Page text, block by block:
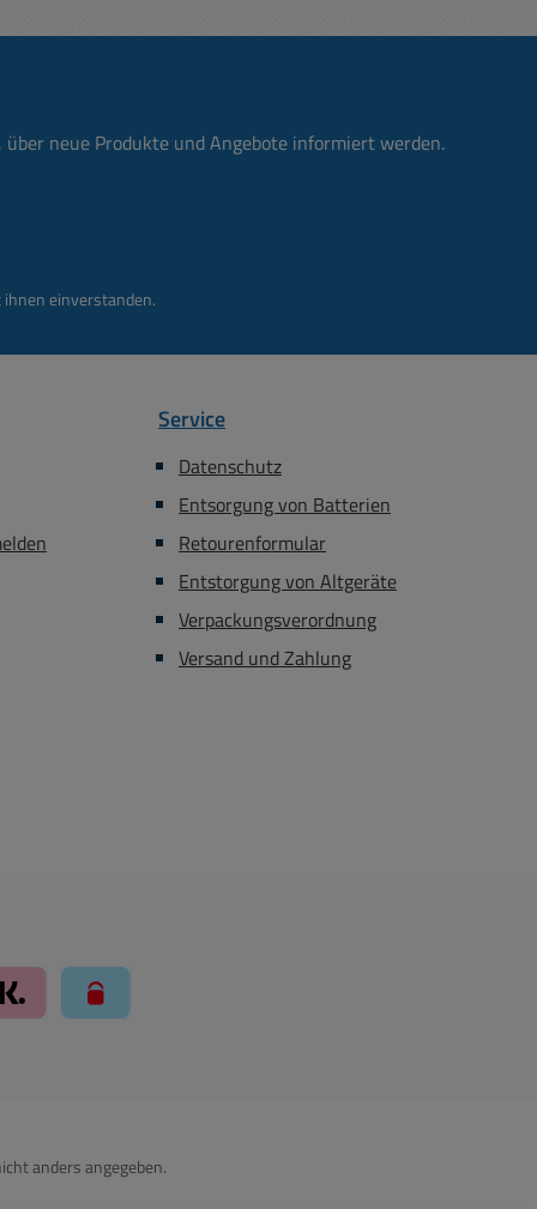
neue Produkte und Angebote informiert werden.
einverstanden.
Service
Datenschutz
Entsorgung von Batterien
Retourenformular
Entstorgung von Altgeräte
Verpackungsverordnung
Versand und Zahlung
anders angegeben.